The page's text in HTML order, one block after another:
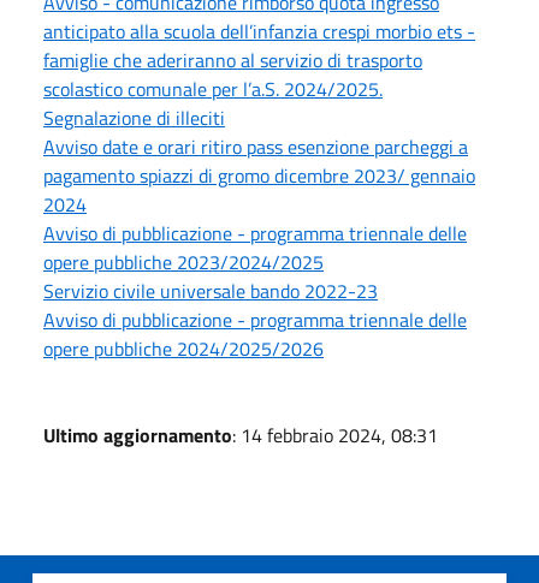
anticipato alla scuola dell’infanzia crespi morbio ets -
famiglie che aderiranno al servizio di trasporto
scolastico comunale per l’a.S. 2024/2025.
Segnalazione di illeciti
Avviso date e orari ritiro pass esenzione parcheggi a
pagamento spiazzi di gromo dicembre 2023/ gennaio
2024
Avviso di pubblicazione - programma triennale delle
opere pubbliche 2023/2024/2025
Servizio civile universale bando 2022-23
Avviso di pubblicazione - programma triennale delle
opere pubbliche 2024/2025/2026
Ultimo aggiornamento: 14 febbraio 2024, 08:31